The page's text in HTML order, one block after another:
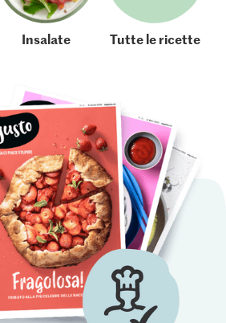
Insalate Tutte le ricette